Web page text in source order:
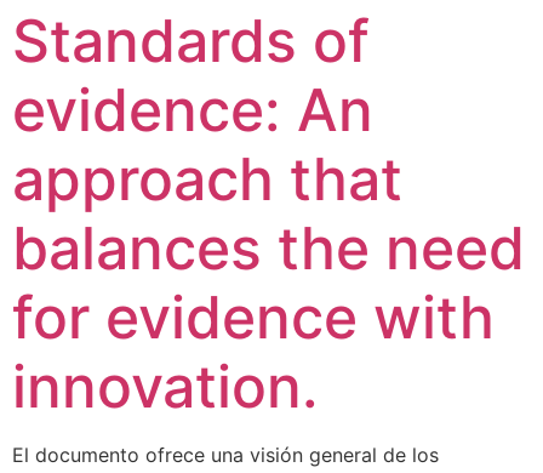
Standards of
evidence: An
approach that
balances the need
for evidence with
innovation.
El documento ofrece una visión general de los